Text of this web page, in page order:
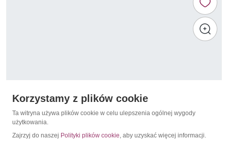
Korzystamy z plików cookie
Ta witryna używa plików cookie w celu ulepszenia ogólnej wygody
użytkowania.
Zajrzyj do naszej Polityki plików cookie, aby uzyskać więcej informacji.